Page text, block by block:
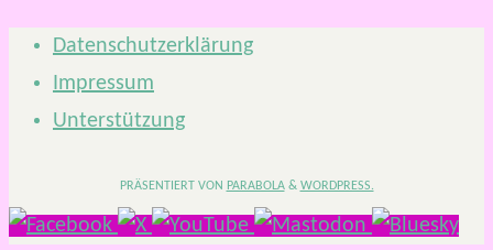
Datenschutzerklärung
Impressum
Unterstützung
PRÄSENTIERT VON PARABOLA& WORDPRESS.